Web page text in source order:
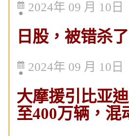
2024年 09 月 10日
日股，被错杀
2024年 09 月 10日
大摩援引比亚
至400万辆，混